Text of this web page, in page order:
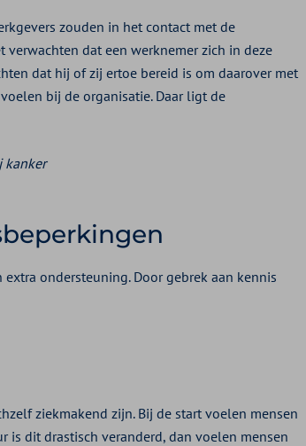
zouden in het contact met de
dat een werknemer zich in deze
dat hij of zij ertoe bereid is om daarover met
bij de organisatie. Daar ligt de
kanker
ondersteuning. Door gebrek aan kennis
ziekmakend zijn. Bij de start voelen mensen
is dit drastisch veranderd, dan voelen mensen